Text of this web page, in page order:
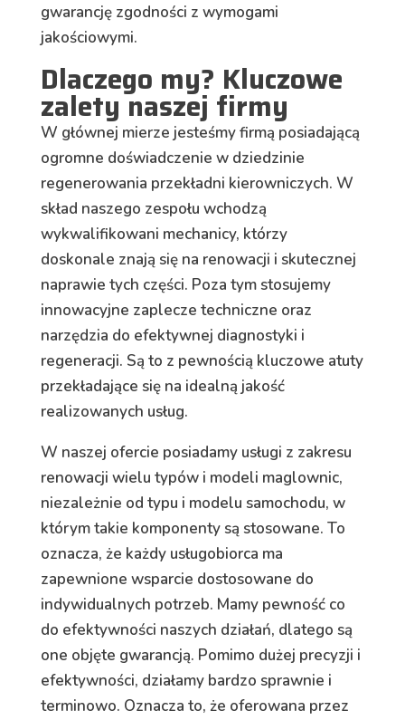
gwarancję zgodności z wymogami
jakościowymi.
Dlaczego my? Kluczowe
zalety naszej firmy
W głównej mierze jesteśmy firmą posiadającą
ogromne doświadczenie w dziedzinie
regenerowania przekładni kierowniczych. W
skład naszego zespołu wchodzą
wykwalifikowani mechanicy, którzy
doskonale znają się na renowacji i skutecznej
naprawie tych części. Poza tym stosujemy
innowacyjne zaplecze techniczne oraz
narzędzia do efektywnej diagnostyki i
regeneracji. Są to z pewnością kluczowe atuty
przekładające się na idealną jakość
realizowanych usług.
W naszej ofercie posiadamy usługi z zakresu
renowacji wielu typów i modeli maglownic,
niezależnie od typu i modelu samochodu, w
którym takie komponenty są stosowane. To
oznacza, że każdy usługobiorca ma
zapewnione wsparcie dostosowane do
indywidualnych potrzeb. Mamy pewność co
do efektywności naszych działań, dlatego są
one objęte gwarancją. Pomimo dużej precyzji i
efektywności, działamy bardzo sprawnie i
terminowo. Oznacza to, że oferowana przez